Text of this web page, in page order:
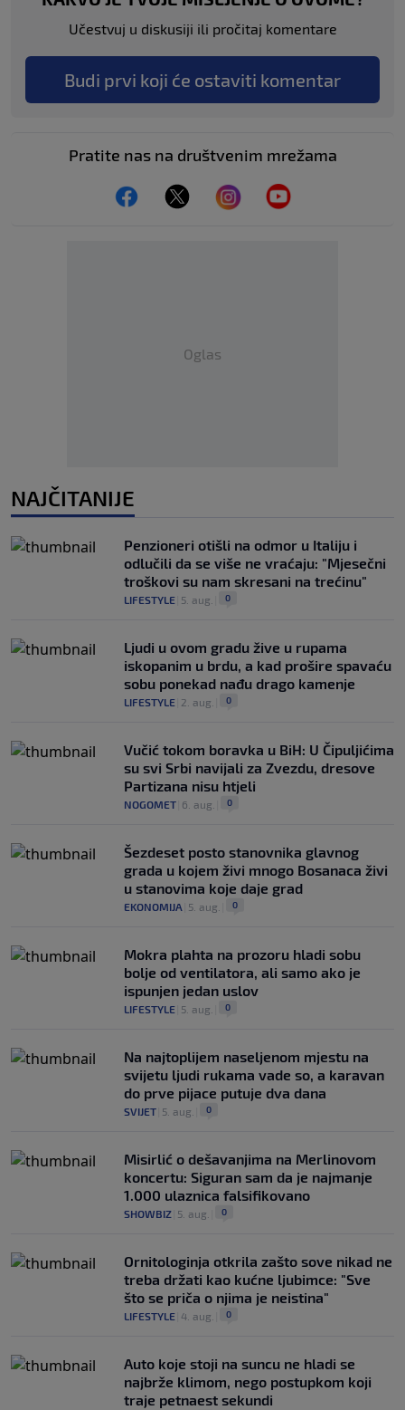
Učestvuj u diskusiji ili pročitaj komentare
Budi prvi koji će ostaviti komentar
Pratite nas na društvenim mrežama
Oglas
NAJČITANIJE
Penzioneri otišli na odmor u Italiju i
odlučili da se više ne vraćaju: "Mjesečni
troškovi su nam skresani na trećinu"
LIFESTYLE 5. aug. 0
Ljudi u ovom gradu žive u rupama
iskopanim u brdu, a kad prošire spavaću
sobu ponekad nađu drago kamenje
LIFESTYLE 2. aug. 0
Vučić tokom boravka u BiH: U Čipuljićima
su svi Srbi navijali za Zvezdu, dresove
Partizana nisu htjeli
NOGOMET 6. aug. 0
Šezdeset posto stanovnika glavnog
grada u kojem živi mnogo Bosanaca živi
u stanovima koje daje grad
EKONOMIJA 5. aug. 0
Mokra plahta na prozoru hladi sobu
bolje od ventilatora, ali samo ako je
ispunjen jedan uslov
LIFESTYLE 5. aug. 0
Na najtoplijem naseljenom mjestu na
svijetu ljudi rukama vade so, a karavan
do prve pijace putuje dva dana
SVIJET 5. aug. 0
Misirlić o dešavanjima na Merlinovom
koncertu: Siguran sam da je najmanje
1.000 ulaznica falsifikovano
SHOWBIZ 5. aug. 0
Ornitologinja otkrila zašto sove nikad ne
treba držati kao kućne ljubimce: "Sve
što se priča o njima je neistina"
LIFESTYLE 4. aug. 0
Auto koje stoji na suncu ne hladi se
najbrže klimom, nego postupkom koji
traje petnaest sekundi